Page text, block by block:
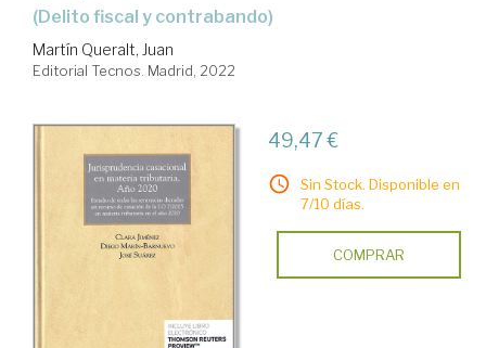
(Delito fiscal y contrabando)
Martín Queralt, Juan
Editorial Tecnos. Madrid, 2022
49,47 €
Sin Stock. Disponible en
7/10 días.
COMPRAR